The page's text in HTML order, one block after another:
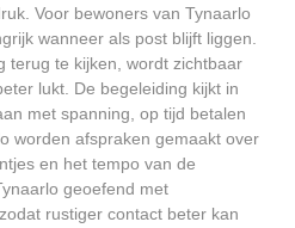
Voor bewoners van Tynaarlo
wanneer als post blijft liggen.
terug te kijken, wordt zichtbaar
lukt. De begeleiding kijkt in
met spanning, op tijd betalen
worden afspraken gemaakt over
en het tempo van de
geoefend met
rustiger contact beter kan